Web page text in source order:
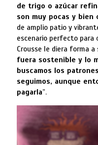
de trigo o azúcar
son muy pocas y bien
de amplio patio y
escenario perfecto para
Crousse le diera forma a
fuera sostenible y lo
buscamos los
seguimos, aunque
pagarla”.